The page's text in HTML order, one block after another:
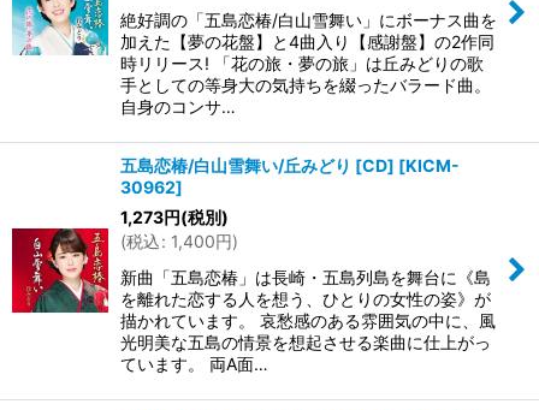
絶好調の「五島恋椿/白山雪舞い」にボーナス曲を
加えた【夢の花盤】と4曲入り【感謝盤】の2作同
時リリース! 「花の旅・夢の旅」は丘みどりの歌
手としての等身大の気持ちを綴ったバラード曲。
自身のコンサ…
五島恋椿/白山雪舞い/丘みどり [CD] [KICM-
30962]
1,273円(税別)
(税込: 1,400円)
新曲「五島恋椿」は長崎・五島列島を舞台に《島
を離れた恋する人を想う、ひとりの女性の姿》が
描かれています。 哀愁感のある雰囲気の中に、風
光明美な五島の情景を想起させる楽曲に仕上がっ
ています。 両A面…